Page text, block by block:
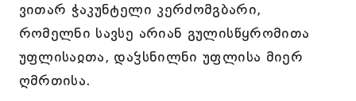
ვითარ ჭაკუნტელი კერძომგბარი,
რომელნი სავსე არიან გულისწყრომითა
უფლისაჲთა, დაჴსნილნი უფლისა მიერ
ღმრთისა.